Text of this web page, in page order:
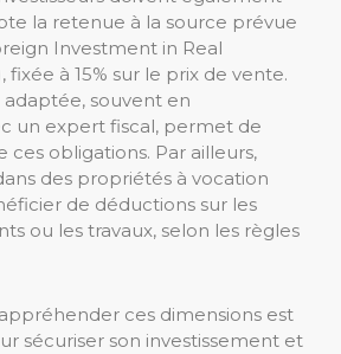
la retenue à la source prévue
Investment in Real
fixée à 15% sur le prix de vente.
souvent en
un expert fiscal, permet de
ces obligations. Par ailleurs,
des propriétés à vocation
de déductions sur les
ou les travaux, selon les règles
ces dimensions est
sécuriser son investissement et